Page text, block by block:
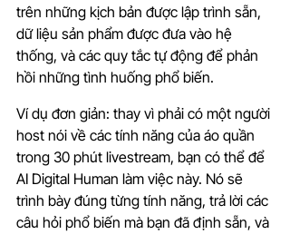
trên những kịch bản được lập trình sẵn,
dữ liệu sản phẩm được đưa vào hệ
thống, và các quy tắc tự động để phản
hồi những tình huống phổ biến.
Ví dụ đơn giản: thay vì phải có một người
host nói về các tính năng của áo quần
trong 30 phút livestream, bạn có thể để
AI Digital Human làm việc này. Nó sẽ
trình bày đúng từng tính năng, trả lời các
câu hỏi phổ biến mà bạn đã định sẵn, và